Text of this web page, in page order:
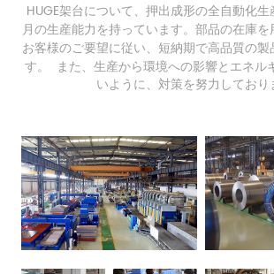
HUGE架台について、押出成形の全自動化
月の生産能力を持っています。部品の在庫を
お客様のご要望に従い、短納期で高品質の製
す。 また、生産から環境への影響とエネル
いように、対策を努力しており